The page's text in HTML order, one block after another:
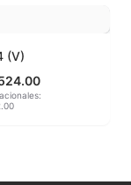
(V)